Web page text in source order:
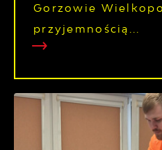
Gorzowie
przyjemnością...